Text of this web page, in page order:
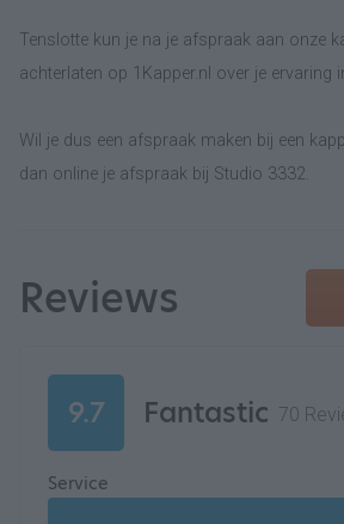
Tenslotte kun je na je afspraak aan onze
achterlaten op 1Kapper.nl over je ervaring
Wil je dus een afspraak maken bij een
dan online je afspraak bij Studio 3332.
Reviews
9.7 Fantastic 70
Service